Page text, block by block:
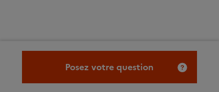
Posez votre question